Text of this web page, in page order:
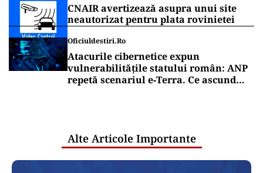
CNAIR avertizează asupra unui site
neautorizat pentru plata rovinietei
Oficiuldestiri.ro
Atacurile cibernetice expun
vulnerabilitățile statului român: ANP
repetă scenariul e‑Terra. Ce ascund
Alte Articole Importante